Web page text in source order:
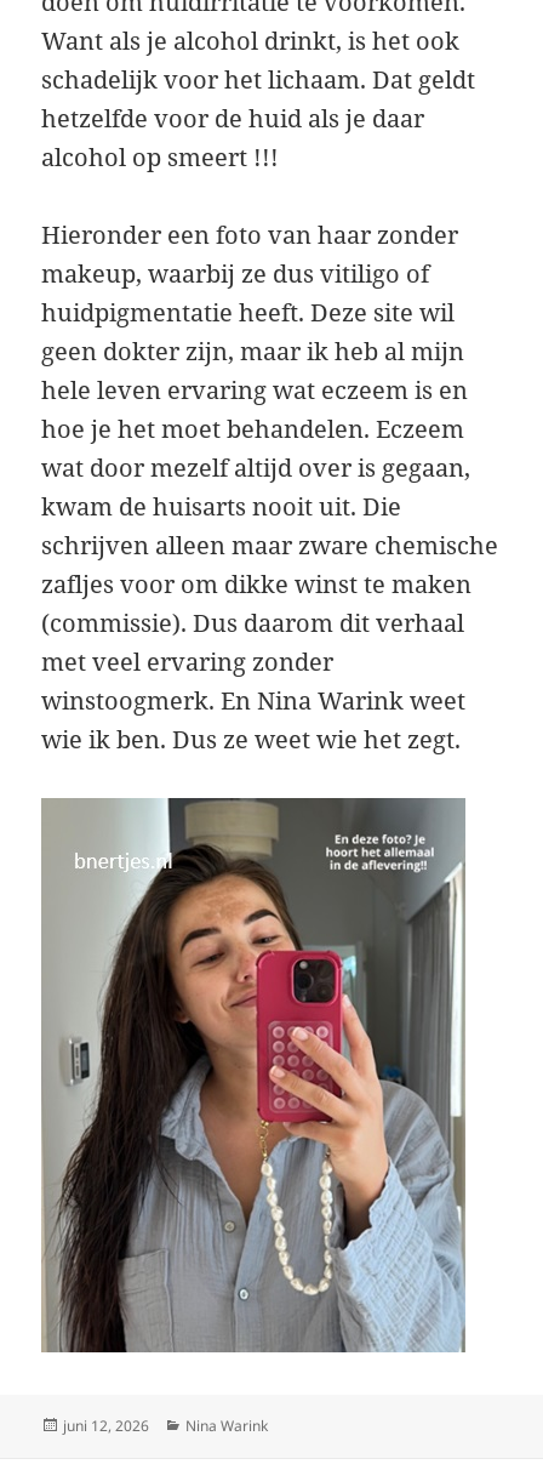
Want als je alcohol drinkt, is het ook
schadelijk voor het lichaam. Dat geldt
hetzelfde voor de huid als je daar
alcohol op smeert !!!
Hieronder een foto van haar zonder
makeup, waarbij ze dus vitiligo of
huidpigmentatie heeft. Deze site wil
geen dokter zijn, maar ik heb al mijn
hele leven ervaring wat eczeem is en
hoe je het moet behandelen. Eczeem
wat door mezelf altijd over is gegaan,
kwam de huisarts nooit uit. Die
schrijven alleen maar zware chemische
zafljes voor om dikke winst te maken
(commissie). Dus daarom dit verhaal
met veel ervaring zonder
winstoogmerk. En Nina Warink weet
wie ik ben. Dus ze weet wie het zegt.
Geplaatst
juni 12, 2026 Categorieën
Nina Warink